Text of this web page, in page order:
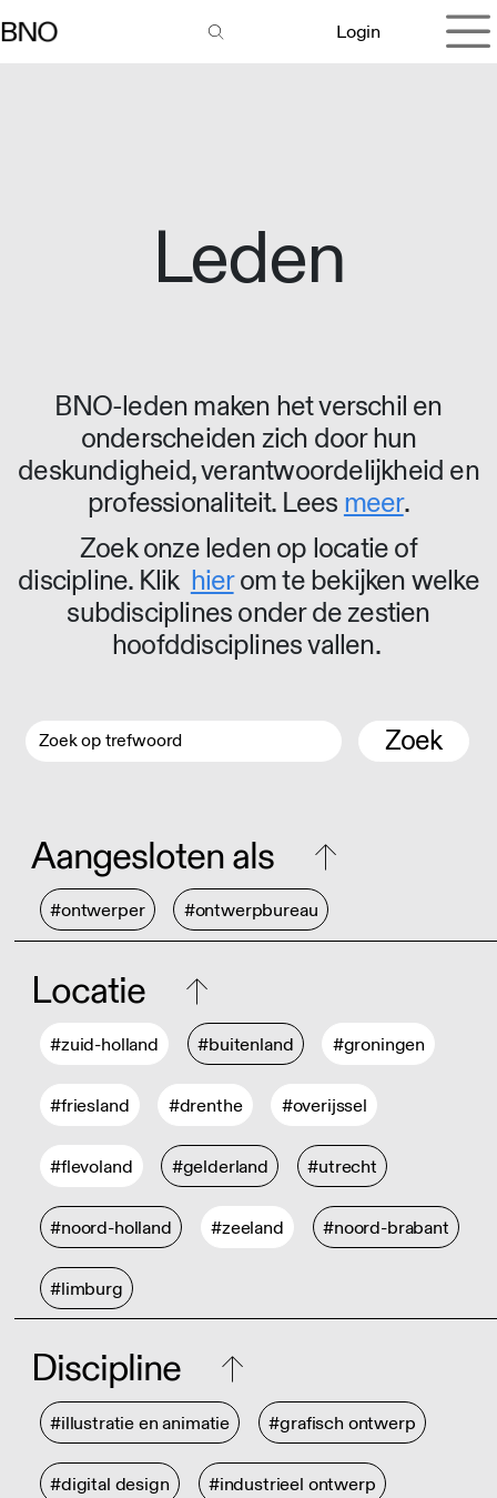
Login
Leden
BNO-leden maken het verschil en
onderscheiden zich door hun
deskundigheid, verantwoordelijkheid en
professionaliteit. Lees meer.
Zoek onze leden op locatie of
discipline. Klik hierom te bekijken welke
subdisciplines onder de zestien
hoofddisciplines vallen.
Zoek
Aangesloten als
#ontwerper #ontwerpbureau
Locatie
#zuid-holland #buitenland #groningen
#friesland #drenthe #overijssel
#flevoland #gelderland #utrecht
#noord-holland #zeeland #noord-brabant
#limburg
Discipline
#illustratie en animatie #grafisch ontwerp
#digital design #industrieel ontwerp